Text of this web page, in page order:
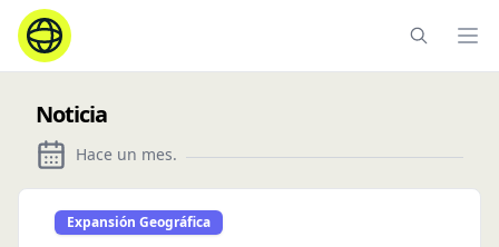
Noticia
Hace un mes.
Expansión Geográfica